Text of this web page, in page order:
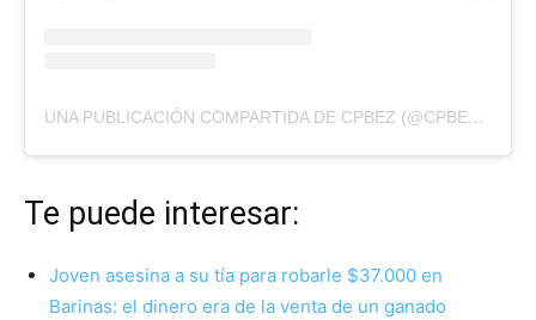
UNA PUBLICACIÓN COMPARTIDA DE CPBEZ (@CPBEZOFICIAL)
Te puede interesar:
Joven asesina a su tía para robarle $37.000 en
Barinas: el dinero era de la venta de un ganado